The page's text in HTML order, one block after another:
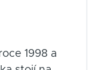
1998 a